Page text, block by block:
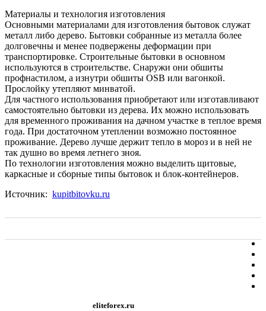
Материалы и технология изготовления
Основными материалами для изготовления бытовок служат
металл либо дерево. Бытовки собранные из металла более
долговечны и менее подвержены деформации при
транспортировке. Строительные бытовки в основном
используются в строительстве. Снаружи они обшиты
профнастилом, а изнутри обшиты OSB или вагонкой.
Прослойку утепляют минватой.
Для частного использования приобретают или изготавливают
самостоятельно бытовки из дерева. Их можно использовать
для временного проживания на дачном участке в теплое время
года. При достаточном утеплении возможно постоянное
проживание. Дерево лучше держит тепло в мороз и в ней не
так душно во время летнего зноя.
По технологии изготовления можно выделить щитовые,
каркасные и сборные типы бытовок и блок-контейнеров.
Источник: kupitbitovku.ru
eliteforex.ru